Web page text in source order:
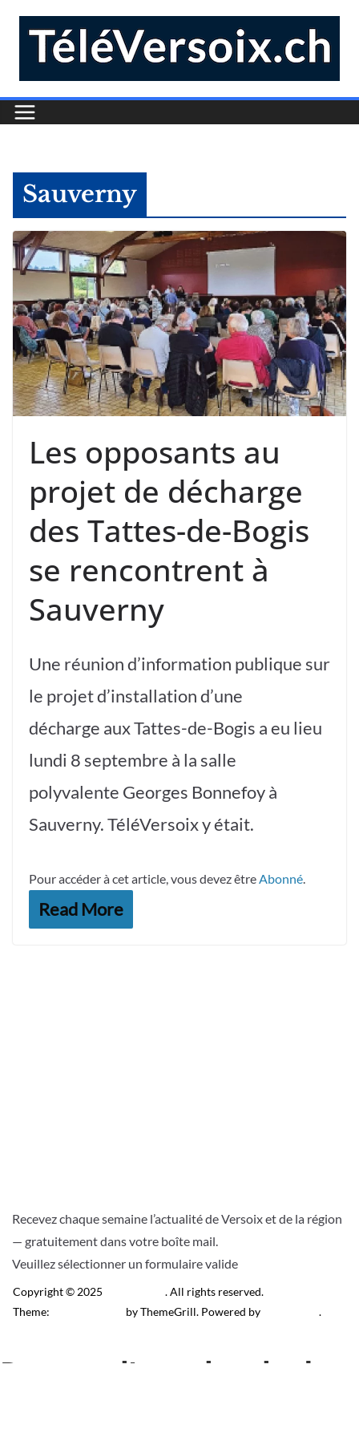
Sauverny
Les opposants au
projet de décharge
des Tattes-de-Bogis
se rencontrent à
Sauverny
Une réunion d’information publique sur
le projet d’installation d’une
décharge aux Tattes-de-Bogis a eu lieu
lundi 8 septembre à la salle
polyvalente Georges Bonnefoy à
Sauverny. TéléVersoix y était.
Pour accéder à cet article, vous devez êtreAbonné.
Read More
Recevez chaque semaine l’actualité de Versoix et de la région
— gratuitement dans votre boîte mail.
Veuillez sélectionner un formulaire valide
Copyright © 2025
. All rights reserved.
Theme:
by ThemeGrill. Powered by .
Recevez l’actu locale de